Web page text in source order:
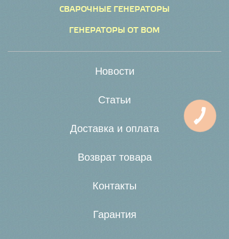
СВАРОЧНЫЕ ГЕНЕРАТОРЫ
ГЕНЕРАТОРЫ ОТ ВОМ
Новости
Статьи
Доставка и оплата
Возврат товара
Контакты
Гарантия